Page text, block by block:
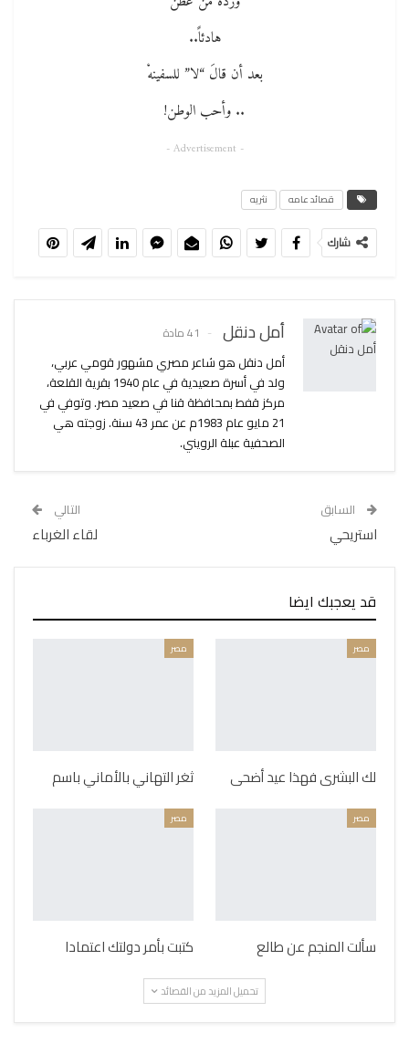
هادئاً..
بعد أن قالَ “لا” للسفينهْ
.. وأحب الوطن!
- Advertisement -
قصائد عامه نثريه
شارك
أمل دنقل 41 مادة
أمل دنقل هو شاعر مصري مشهور قومي عربي،
ولد في أسرة صعيدية في عام 1940 بقرية القلعة،
مركز قفط بمحافظة قنا في صعيد مصر. وتوفي في
21 مايو عام 1983م عن عمر 43 سنة. زوجته هي
الصحفية عبلة الرويني.
السابق
استريحي
التالي
لقاء الغرباء
قد يعجبك ايضا
مصر
لك البشرى فهذا عيد أضحى
مصر
ثغر التهاني بالأماني باسم
مصر
سألت المنجم عن طالع
مصر
كتبت بأمر دولتك اعتمادا
تحميل المزيد من القصائد